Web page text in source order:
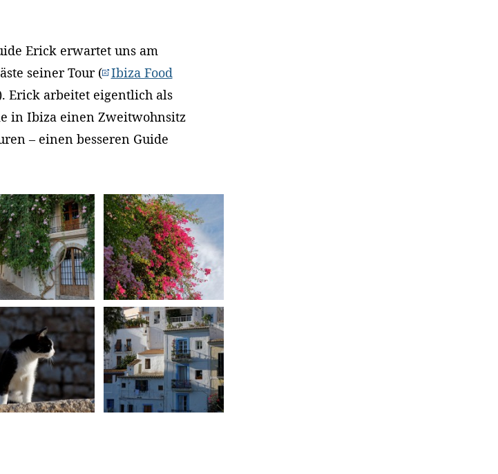
Erick erwartet uns am
seiner Tour ( Ibiza Food
Erick arbeitet eigentlich als
in Ibiza einen Zweitwohnsitz
– einen besseren Guide